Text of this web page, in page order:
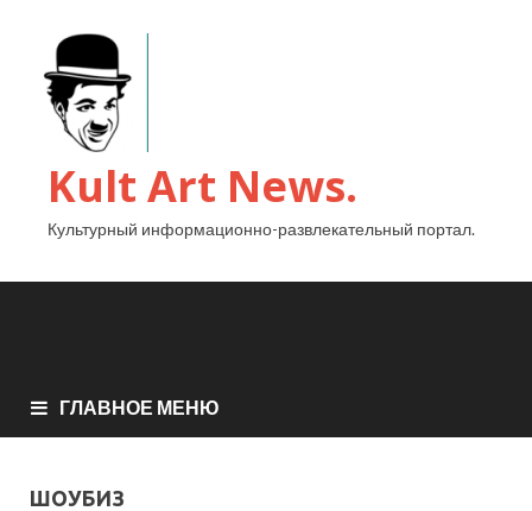
Kult Art News.
Культурный информационно-развлекательный портал.
ГЛАВНОЕ МЕНЮ
ШОУБИЗ